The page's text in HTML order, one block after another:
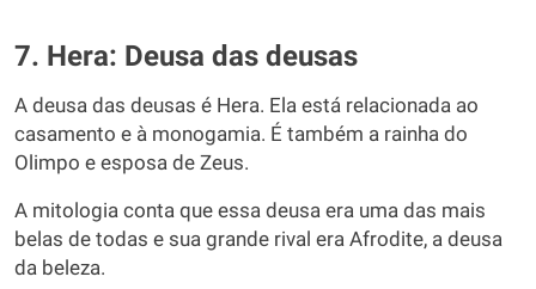
7. Hera: Deusa das deusas
A deusa das deusas é Hera. Ela está relacionada ao
casamento e à monogamia. É também a rainha do
Olimpo e esposa de Zeus.
A mitologia conta que essa deusa era uma das mais
belas de todas e sua grande rival era Afrodite, a deusa
da beleza.